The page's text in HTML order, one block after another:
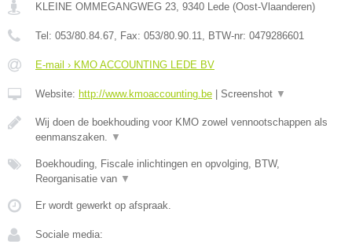
KLEINE OMMEGANGWEG 23, 9340 Lede (Oost-Vlaanderen)
Tel: 053/80.84.67, Fax: 053/80.90.11, BTW-nr: 0479286601
E-mail › KMO ACCOUNTING LEDE BV
Website: http://www.kmoaccounting.be Screenshot ▼
Wij doen de boekhouding voor KMO zowel vennootschappen als
eenmanszaken. ▼
Boekhouding, Fiscale inlichtingen en opvolging, BTW,
Reorganisatie van ▼
Er wordt gewerkt op afspraak.
Sociale media: